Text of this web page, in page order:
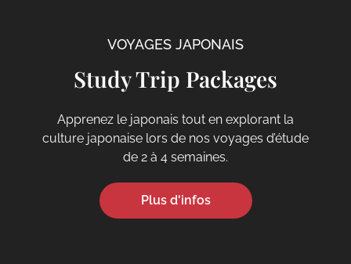
VOYAGES JAPONAIS
Study Trip Packages
Apprenez le japonais tout en explorant la
culture japonaise lors de nos voyages d’étude
de 2 à 4 semaines.
Plus d'infos